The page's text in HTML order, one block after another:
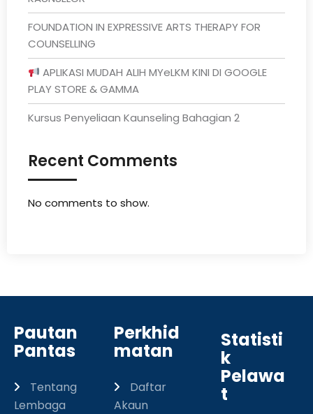
FOUNDATION IN EXPRESSIVE ARTS THERAPY FOR
COUNSELLING
APLIKASI MUDAH ALIH MYeLKM KINI DI GOOGLE
PLAY STORE & GAMMA
Kursus Penyeliaan Kaunseling Bahagian 2
Recent Comments
No comments to show.
Pautan
Pantas
Tentang
Lembaga
Perkhid
matan
Daftar
Akaun
Statisti
k
Pelawa
t